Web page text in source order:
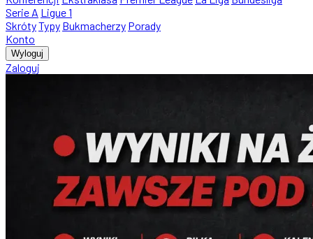
Serie A Ligue 1
SkrótyTypy Bukmacherzy Porady
Konto
Wyloguj
Zaloguj